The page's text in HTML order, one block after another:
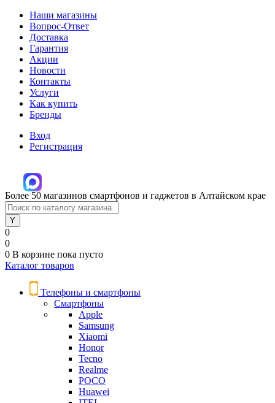
Наши магазины
Вопрос-Ответ
Доставка
Гарантия
Акции
Новости
Контакты
Услуги
Как купить
Бренды
Вход
Регистрация
Более 50 магазинов смартфонов и гаджетов в Алтайском крае
0
0
0 В корзине пока пусто
Каталог товаров
Телефоны и смартфоны
Смартфоны
Apple
Samsung
Xiaomi
Honor
Tecno
Realme
POCO
Huawei